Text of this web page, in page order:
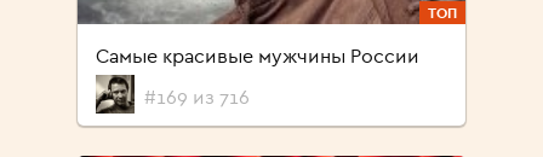
ТОП
Самые красивые мужчины России
#169 из 716